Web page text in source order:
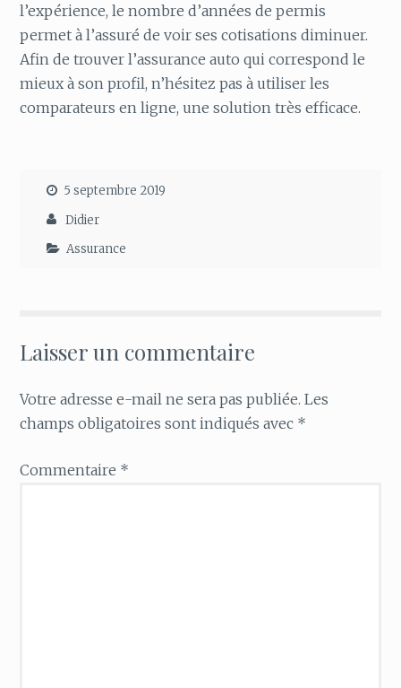
l’expérience, le nombre d’années de permis
permet à l’assuré de voir ses cotisations diminuer.
Afin de trouver l’assurance auto qui correspond le
mieux à son profil, n’hésitez pas à utiliser les
comparateurs en ligne, une solution très efficace.
5 septembre 2019
Didier
Assurance
Laisser un commentaire
Votre adresse e-mail ne sera pas publiée. Les
champs obligatoires sont indiqués avec *
Commentaire *